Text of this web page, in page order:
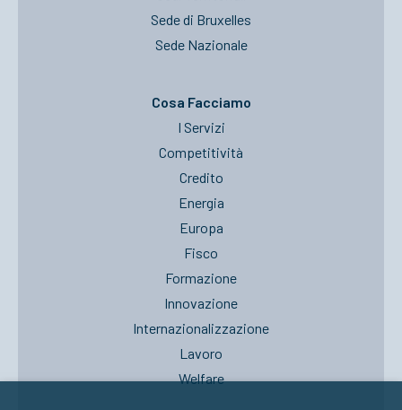
Sede di Bruxelles
Sede Nazionale
Cosa Facciamo
I Servizi
Competitività
Credito
Energia
Europa
Fisco
Formazione
Innovazione
Internazionalizzazione
Lavoro
Welfare